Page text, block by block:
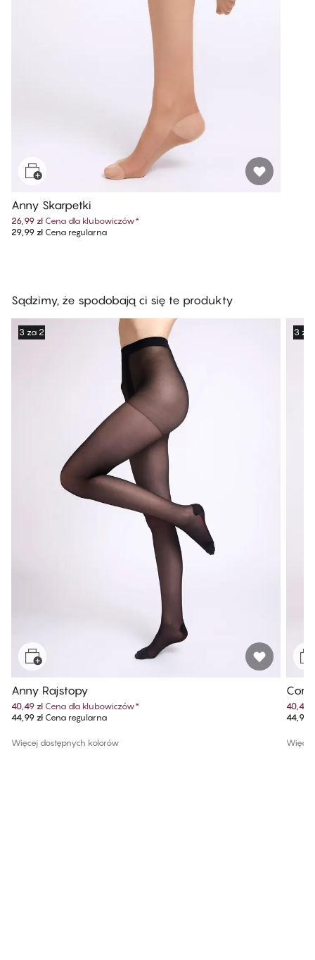
Anny Skarpetki
26,99 zł Cena dla klubowiczów*
29,99 złCena regularna
Sądzimy, że spodobają ci się te produkty
3 za 2
Anny Rajstopy
40,49 zł Cena dla klubowiczów*
44,99 złCena regularna
Więcej dostępnych kolorów
3 za
40,49
44,99